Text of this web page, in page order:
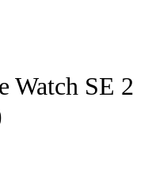
Watch SE 2